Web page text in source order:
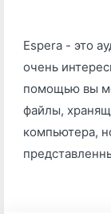
Espera - это
очень
помощью вы
файлы,
компьютера,